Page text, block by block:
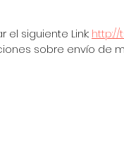
el siguiente Link: http://
sobre envío de